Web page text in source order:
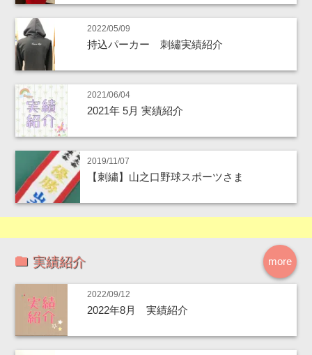
2022/05/09
持込パーカー 刺繡実績紹介
2021/06/04
2021年 5月 実績紹介
2019/11/07
【刺繍】山之口野球スポーツさま
more
実績紹介
2022/09/12
2022年8月 実績紹介